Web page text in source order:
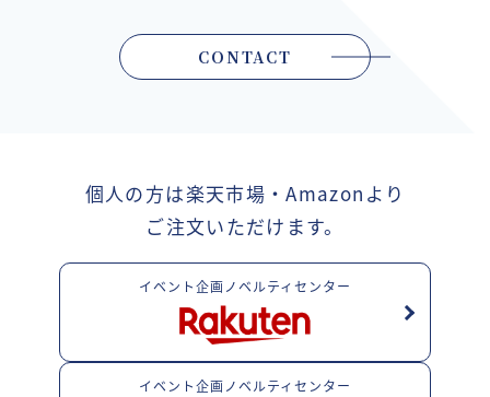
CONTACT
個人の方は楽天市場・Amazonより
ご注文いただけます。
イベント企画ノベルティセンター
イベント企画ノベルティセンター